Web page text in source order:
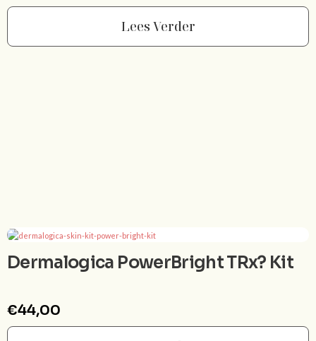
Lees Verder
Dermalogica PowerBright TRx? Kit
€44,00